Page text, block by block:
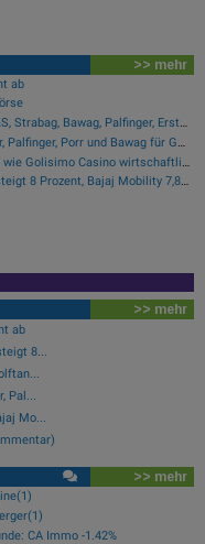
>> mehr
ab
ATX TR-Frühmover: Österreichische Post, AT&S, Strabag, Bawag, Palfinger, Erste Group, voestalpine, CA Immo, Uniqa und DO&CO
Wie Österreichische Post, AT&S, Wienerberger, Palfinger, Porr und Bawag für Gesprächsstoff im ATX sorgten
Wiener Börse Nebenwerte-Blick: Marinomed steigt 8 Prozent, Bajaj Mobility 7,84 Prozent
>> mehr
ab
8...
Pal...
Mo...
>> mehr
CA Immo -1.42%